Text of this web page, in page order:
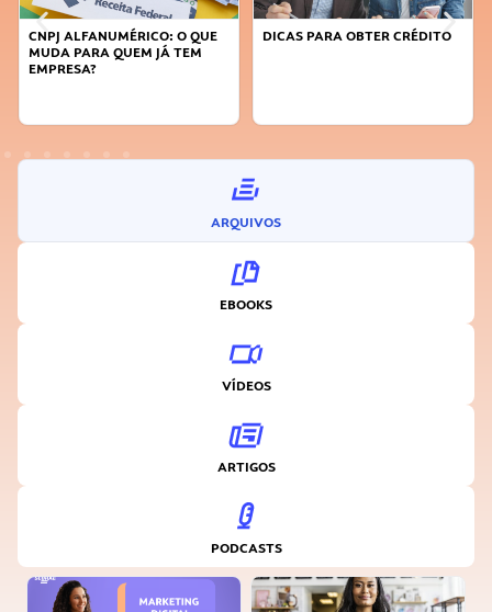
CNPJ ALFANUMÉRICO: O QUE
MUDA PARA QUEM JÁ TEM
EMPRESA?
DICAS PARA OBTER CRÉDITO
ARQUIVOS
EBOOKS
VÍDEOS
ARTIGOS
PODCASTS